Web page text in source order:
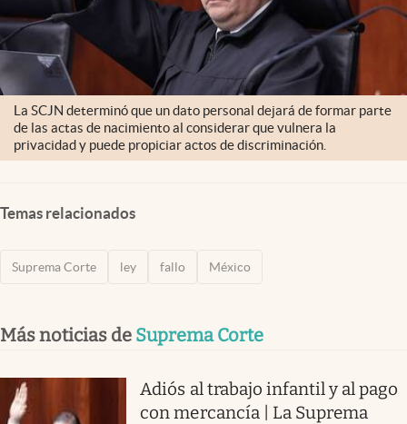
La SCJN determinó que un dato personal dejará de formar parte
de las actas de nacimiento al considerar que vulnera la
privacidad y puede propiciar actos de discriminación.
Temas relacionados
Suprema Corte ley fallo México
Más noticias de Suprema Corte
Adiós al trabajo infantil y al pago
con mercancía | La Suprema